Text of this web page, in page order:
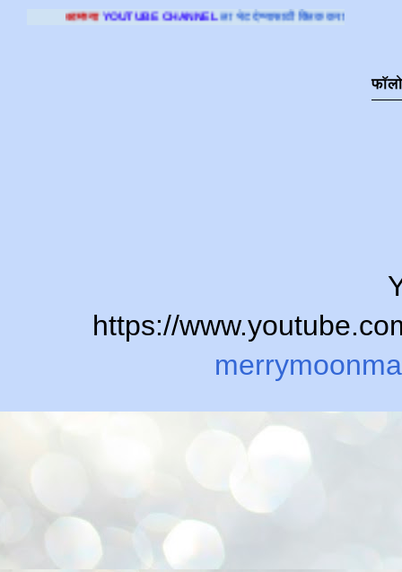
YOUTUBE CHANNELला भेट देण्यासाठी क्लिक करा.
https://